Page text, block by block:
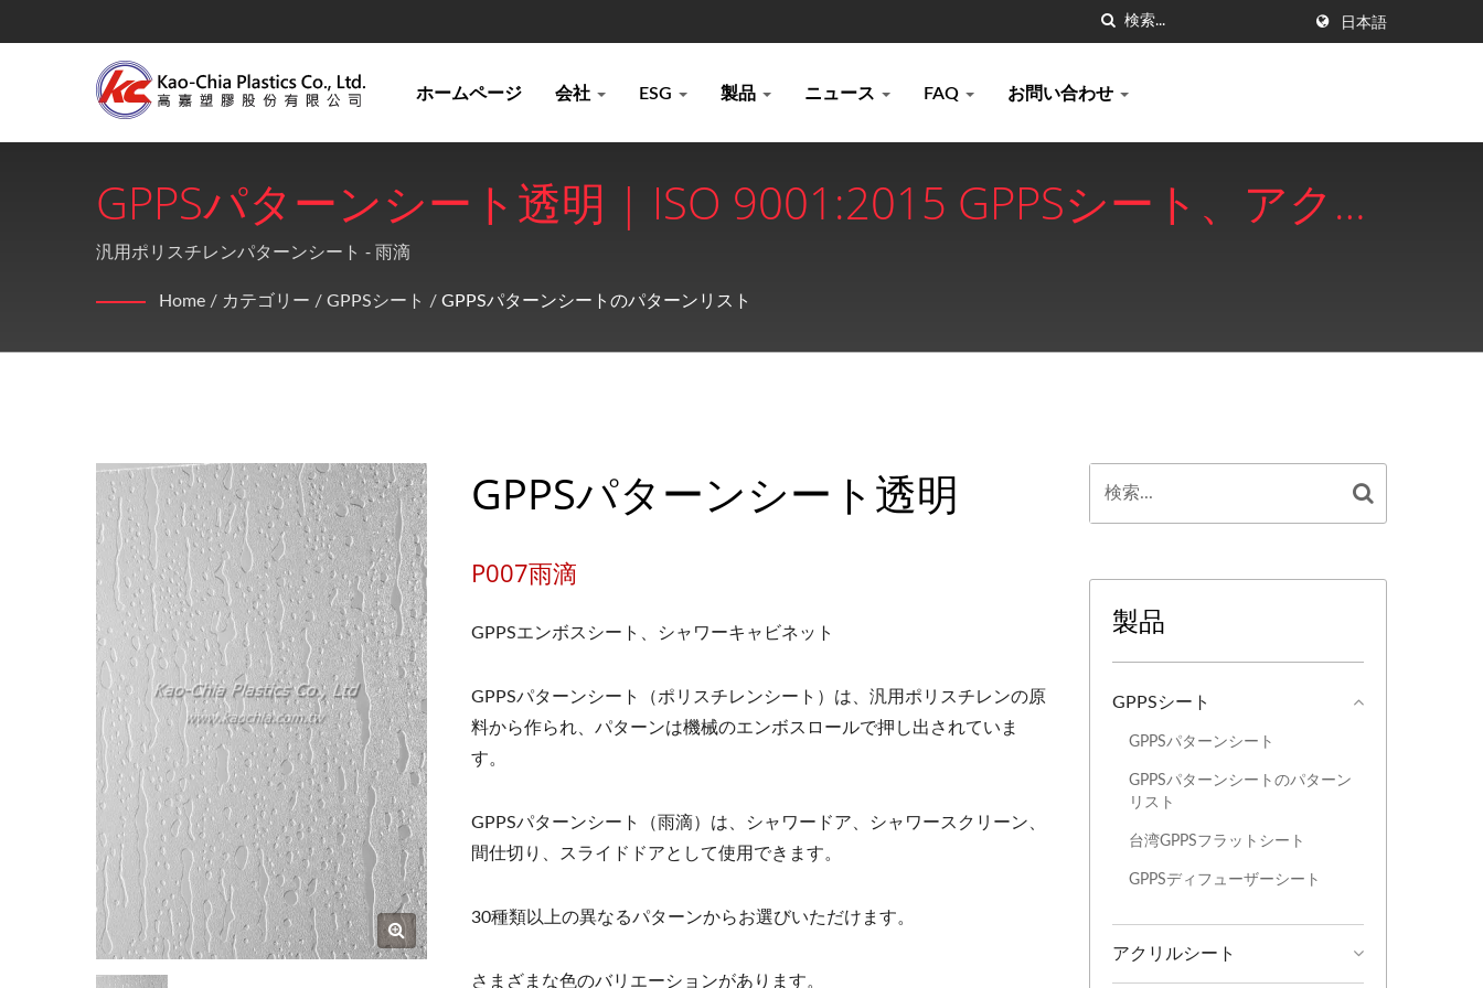
日本語
ホームページ 会社 ESG 製品 ニュース FAQ お問い合わせ
GPPSパターンシート透明 | ISO 9001:2015 GPPSシート、アクリ
ルシート、PE製品プラスチックシートメーカー | Kao-Chia
Plastics Co., Ltd.
汎用ポリスチレンパターンシート - 雨滴
Home / カテゴリー / GPPSシート / GPPSパターンシートのパターンリスト
GPPSパターンシート透明
P007雨滴
GPPSエンボスシート、シャワーキャビネット
GPPSパターンシート（ポリスチレンシート）は、汎用ポリスチレンの原
料から作られ、パターンは機械のエンボスロールで押し出されていま
す。
GPPSパターンシート（雨滴）は、シャワードア、シャワースクリーン、
間仕切り、スライドドアとして使用できます。
30種類以上の異なるパターンからお選びいただけます。
さまざまな色のバリエーションがあります。
製品
GPPSシート
GPPSパターンシート
GPPSパターンシートのパターン
リスト
台湾GPPSフラットシート
GPPSディフューザーシート
アクリルシート